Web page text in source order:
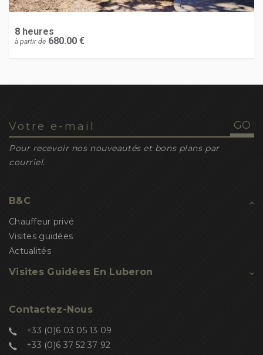
8 heures
à partir de 680.00 €
Pour recevoir nos nouveautés et bons plans par
courriel.
B&C
Chauffeur privé
Visites guidées
Actualités
Visites Guidées En Luberon
Contactez-Nous
+33 (0)6 03 05 13 09
+33 (0)6 37 52 37 92